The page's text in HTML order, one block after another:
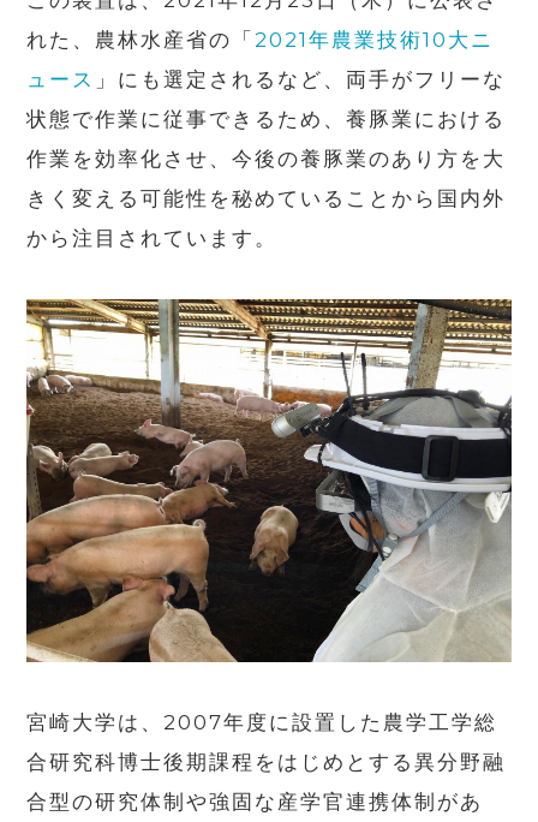
れた、農林水産省の「2021年農業技術10 大ニ
ュース 」にも選定されるなど、両手がフリーな
状態で作業に従事できるため、養豚業における
作業を効率化させ、今後の養豚業のあり方を大
きく変える可能性を秘めていることから国内外
から注目されています。
宮崎大学は、2007年度に設置した農学工学総
合研究科博士後期課程をはじめとする異分野融
合型の研究体制や強固な産学官連携体制があ